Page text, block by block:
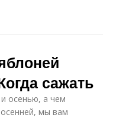
сажать
осенью, а чем
мы вам